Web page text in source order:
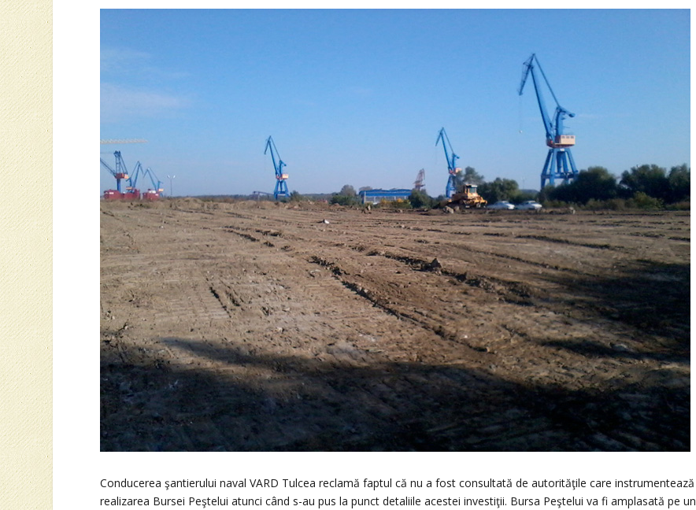
Conducerea şantierului naval VARD Tulcea reclamă faptul că nu a fost consultată de autorităţile care instrumentează
realizarea Bursei Peştelui atunci când s-au pus la punct detaliile acestei investiţii. Bursa Peştelui va fi amplasată pe un